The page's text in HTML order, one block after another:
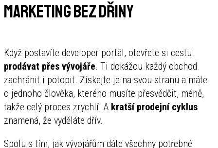
Marketing bez dřiny
Když postavíte developer portál, otevřete si cestu
prodávat přes vývojáře. Ti dokážou každý obchod
zachránit i potopit. Získejte je na svou stranu a máte
o jednoho člověka, kterého musíte přesvědčit, méně,
takže celý proces zrychlí. A kratší prodejní cyklus
znamená, že vyděláte dřív.
Spolu s tím, jak vývojářům dáte všechny potřebné